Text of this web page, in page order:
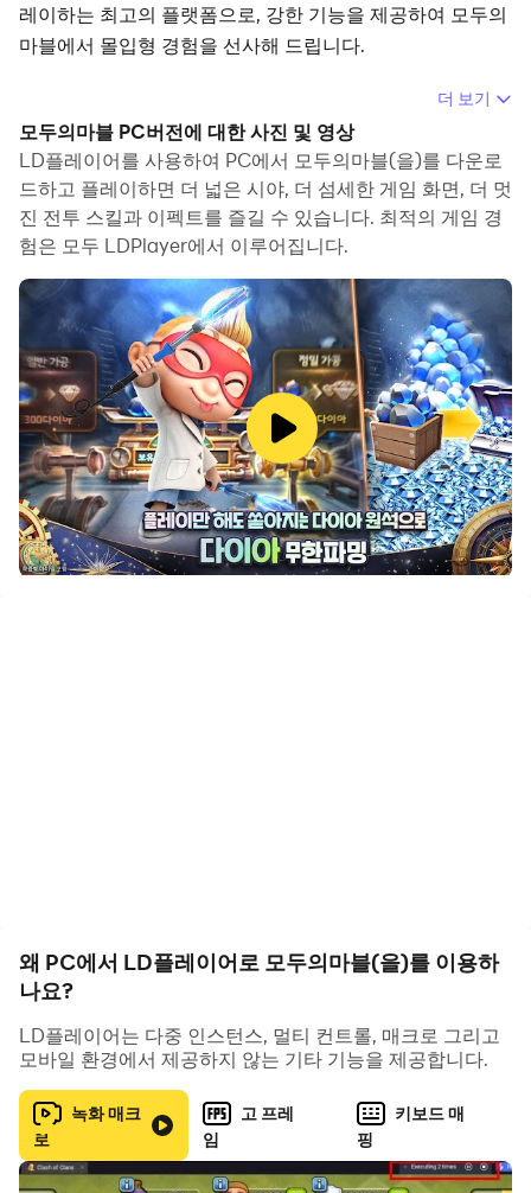
레이하는 최고의 플랫폼으로, 강한 기능을 제공하여 모두의
마블에서 몰입형 경험을 선사해 드립니다.
컴퓨터에서 모두의마블(을)를 플레이할 때 만일 어떤 동작
이나 작업을 반복하는 것이 지루하고 시간이 오래 걸린다고
느껴진다면 걱정하지 마세요. 매크로 기능이 여러분의 고민
을 해결해줄 것입니다! 화면 녹화 기능으로 여러분의 작업을
기록한 후 자동으로 돌립니다. 매크로 기능은 여러분의 조작
을 완전 자동화하여 한번의 클릭으로 게임에서 쉽게 이기도
록 도와줍니다!! 지금 컴퓨터에서 모두의마블(을)를 다운로
드하고 플레이를 하세요!
▶ 모두의마블 12주년 업데이트!
▶ 신규 과 함께! 다양한 이벤트 진행 중!
▶신규 [무중력맵] 오픈!◀
중력 발생 장치를 끄고 무중력 이동을 체험해보세요!
독특하고 신기한 무중력 맵에서
필요한 스티커가 있다면 친구에게 요청해보세요!
▶천하제일 모마대회! [토너먼트]◀
누가 누가 모두의마블을 제일 잘할까?
내 실력을 모두에게 뽐낼 수 있는 기회!
친구와 함께하는 친선전도 함께 즐겨요!
더 보기
모두의마블 PC버전에 대한 사진 및 영상
LD플레이어를 사용하여 PC에서 모두의마블(을)를 다운로
드하고 플레이하면 더 넓은 시야, 더 섬세한 게임 화면, 더 멋
진 전투 스킬과 이펙트를 즐길 수 있습니다. 최적의 게임 경
험은 모두 LDPlayer에서 이루어집니다.
왜 PC에서 LD플레이어로 모두의마블(을)를 이용하
나요?
LD플레이어는 다중 인스턴스, 멀티 컨트롤, 매크로 그리고
모바일 환경에서 제공하지 않는 기타 기능을 제공합니다.
녹화 매크
로
고 프레
임
키보드 매
핑